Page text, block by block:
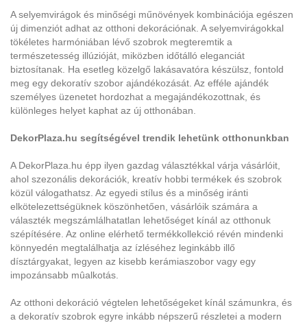
A selyemvirágok és minőségi műnövények kombinációja egészen
új dimenziót adhat az otthoni dekorációnak. A selyemvirágokkal
tökéletes harmóniában lévő szobrok megteremtik a
természetesség illúzióját, miközben időtálló eleganciát
biztosítanak. Ha esetleg közelgő lakásavatóra készülsz, fontold
meg egy dekoratív szobor ajándékozását. Az efféle ajándék
személyes üzenetet hordozhat a megajándékozottnak, és
különleges helyet kaphat az új otthonában.
DekorPlaza.hu segítségével trendik lehetünk otthonunkban
A DekorPlaza.hu épp ilyen gazdag választékkal várja vásárlóit,
ahol szezonális dekorációk, kreatív hobbi termékek és szobrok
közül válogathatsz. Az egyedi stílus és a minőség iránti
elkötelezettségüknek köszönhetően, vásárlóik számára a
választék megszámlálhatatlan lehetőséget kínál az otthonuk
szépítésére. Az online elérhető termékkollekció révén mindenki
könnyedén megtalálhatja az ízléséhez leginkább illő
dísztárgyakat, legyen az kisebb kerámiaszobor vagy egy
impozánsabb mûalkotás.
Az otthoni dekoráció végtelen lehetőségeket kínál számunkra, és
a dekoratív szobrok egyre inkább népszerű részletei a modern